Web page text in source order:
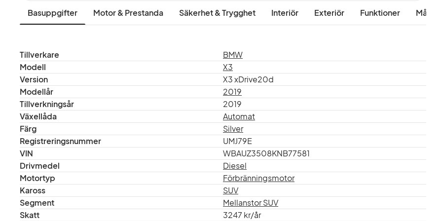
både underhållande och uppkopplad.
parkeringen i trånga utrymmen. Den elektriskt infällbara dragkroken, generösa
bagageutrymmet på 550 liter och praktiska detaljer som takreling och
förvaringspaket gör bilen lika användbar för vardagen som för semesterns äventyr.
Basuppgifter Motor & Prestanda Säkerhet & Trygghet Interiör Exteriör Funktioner Mått &
Tillverkare
BMW
Modell
X3
Version
X3 xDrive20d
Modellår
2019
Tillverkningsår
2019
Växellåda
Automat
Färg
Silver
Registreringsnummer
UMJ79E
VIN
WBAUZ3508KNB77581
Drivmedel
Diesel
Motortyp
Förbränningsmotor
Kaross
SUV
Segment
Mellanstor SUV
Skatt
3247 kr/år